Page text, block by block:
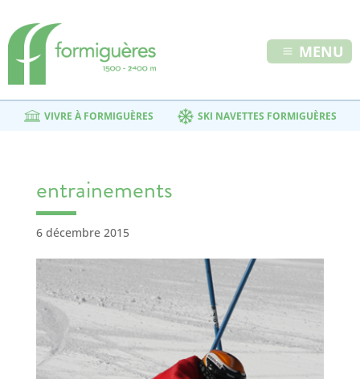
MENU
VIVRE À FORMIGUÈRES SKI NAVETTES FORMIGUÈRES
entrainements
6 décembre 2015